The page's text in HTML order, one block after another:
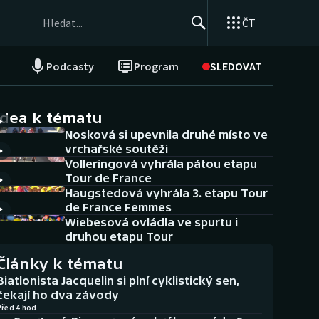
ČT
Podcasty Program SLEDOVAT
NEPŘEHLÉDNĚTE
Historické návraty
Aplikace ČT sport
AZ kvíz
k tématu
Nosková si upevnila druhé místo ve
vrchařské soutěži
Volleringová vyhrála pátou etapu
Tour de France
Haugstedová vyhrála 3. etapu Tour
de France Femmes
Wiebesová ovládla ve spurtu i
druhou etapu Tour
k tématu
Jacquelin si plní cyklistický sen,
ho dva závody
4 hod